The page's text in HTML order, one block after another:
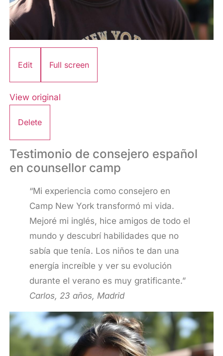
Edit Full screen
View original
Delete
Testimonio de consejero español
en counsellor camp
“Mi experiencia como consejero en
Camp New York transformó mi vida.
Mejoré mi inglés, hice amigos de todo el
mundo y descubrí habilidades que no
sabía que tenía. Los niños te dan una
energía increíble y ver su evolución
durante el verano es muy gratificante.”
Carlos, 23 años, Madrid